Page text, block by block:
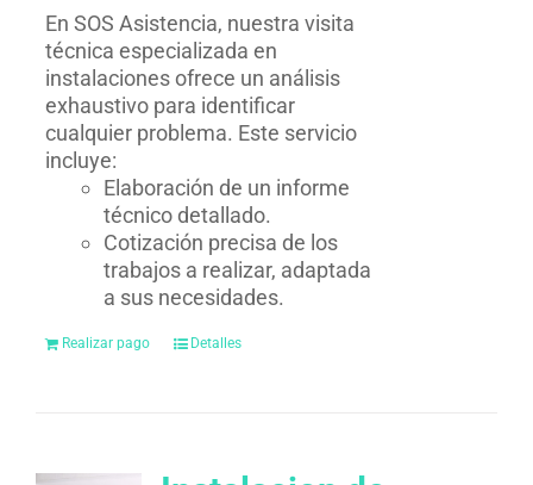
En SOS Asistencia, nuestra visita
técnica especializada en
instalaciones ofrece un análisis
exhaustivo para identificar
cualquier problema. Este servicio
incluye:
Elaboración de un informe
técnico detallado.
Cotización precisa de los
trabajos a realizar, adaptada
a sus necesidades.
Realizar pago Detalles